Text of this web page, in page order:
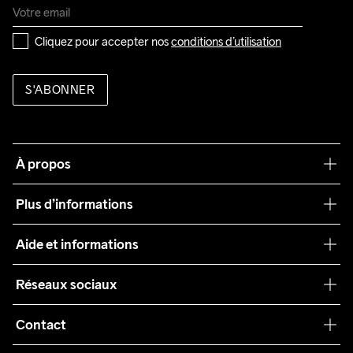
Cliquez pour accepter nos conditions d’utilisation
S'ABONNER
À propos
Plus d’informations
Teamwear
Durabilité
Collaborations
Aide et informations
Conditions générales
Retours
Réseaux sociaux
Contact